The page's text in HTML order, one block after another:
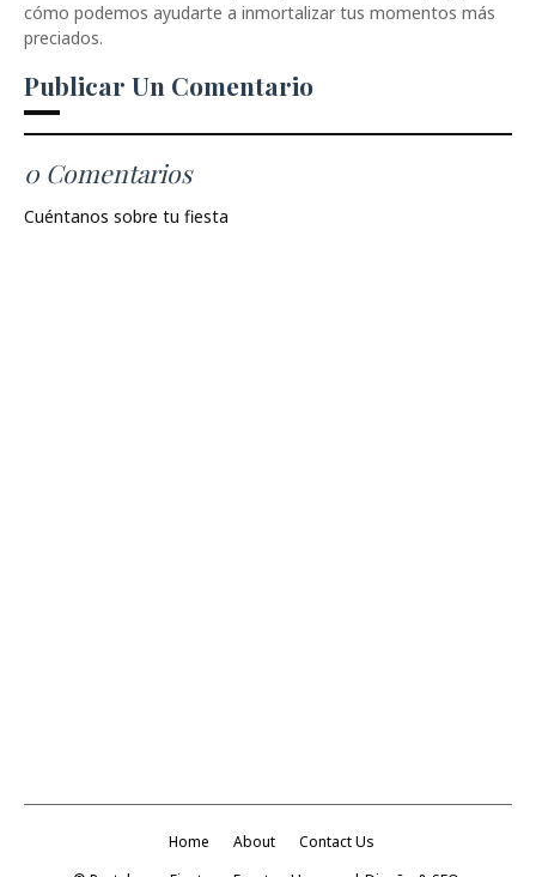
cómo podemos ayudarte a inmortalizar tus momentos más
preciados.
Publicar Un Comentario
0 Comentarios
Cuéntanos sobre tu fiesta
Home About
Contact Us